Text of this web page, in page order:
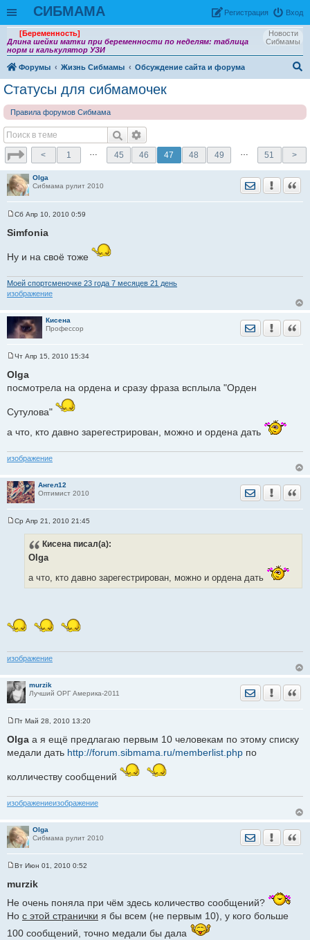
СИБМАМА Вход
Рeгиcтpaция
Новости
Сибмамы
[Беременность]
Длина шейки матки при беременности по неделям: таблица
норм и калькулятор УЗИ
Форумы Жизнь Сибмамы
Обсуждение сайта и форума
Статусы для сибмамочек
Правила форумов Сибмама
< 1 … 45 46 47 48 49 … 51 >
Olga
Сибмама рулит 2010
Отправить
о
о
е
и
е
Сб Апр 10, 2010 0:59
Simfonia
Ну и на своё тоже
Моей спортсменочке 23 годa 7 месяцев 21 день
изображение
Кисена
Профессор
Отправить
о
о
б
н
е
Чт Апр 15, 2010 15:34
Olga
посмотрела на ордена и сразу фраза всплыла "Орден
Сутулова"
а что, кто давно зарегестрирован, можно и ордена дать
изображение
Ангел12
Оптимист 2010
Отправить
Ср Апр 21, 2010 21:45
Кисена писал(а):
Olga
а что, кто давно зарегестрирован, можно и ордена дать
изображение
murzik
Лучший ОРГ Америка-2011
Отправить
о
о
б
щ
н
Пт Май 28, 2010 13:20
Olga а я ещё предлагаю первым 10 человекам по этому списку
медали дать http://forum.sibmama.ru/memberlist.php по
колличеству сообщений
изображениеизображение
Olga
Сибмама рулит 2010
Отправить
о
щ
е
и
Вт Июн 01, 2010 0:52
murzik
Не очень поняла при чём здесь количество сообщений?
Но с этой странички я бы всем (не первым 10), у кого больше
100 сообщений, точно медали бы дала